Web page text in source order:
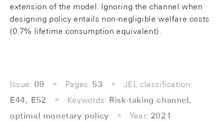
extension of the model. Ignoring the channel when
designing policy entails non-negligible welfare costs
(0.7% lifetime consumption equivalent).
Issue: 09 Pages: 53
JEL classification:
E44, E52
Keywords: Risk-taking channel,
optimal monetary policy
Year: 2021